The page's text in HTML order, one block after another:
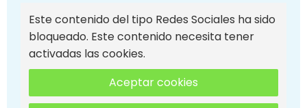
Este contenido del tipo Redes Sociales ha sido
bloqueado. Este contenido necesita tener
activadas las cookies.
Aceptar cookies